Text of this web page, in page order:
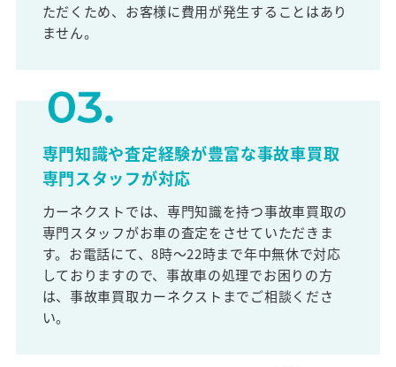
ただくため、お客様に費用が発生することはあり
ません。
専門知識や査定経験が豊富な事故車買取
専門スタッフが対応
カーネクストでは、専門知識を持つ事故車買取の
専門スタッフがお車の査定をさせていただきま
す。お電話にて、8時～22時まで年中無休で対応
しておりますので、事故車の処理でお困りの方
は、事故車買取カーネクストまでご相談くださ
い。